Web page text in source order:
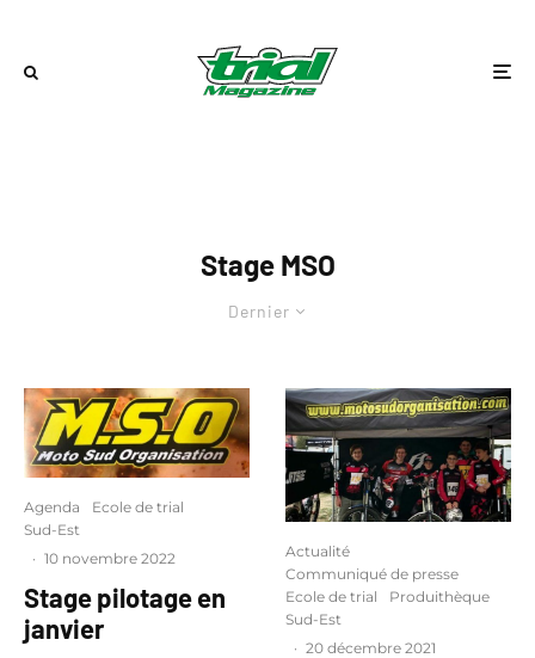
Stage MSO
Dernier
Agenda
Ecole de trial
Sud-Est
· 10 novembre 2022
Stage pilotage en
janvier
Actualité
Communiqué de presse
Ecole de trial
Produithèque
Sud-Est
· 20 décembre 2021